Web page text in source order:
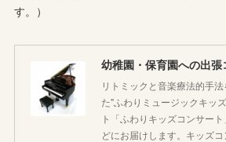
す。）
リトミックと音楽療法的手
た"ふわりミュージックキッ
ト「ふわりキッズコンサー
どにお届けします。キッズ